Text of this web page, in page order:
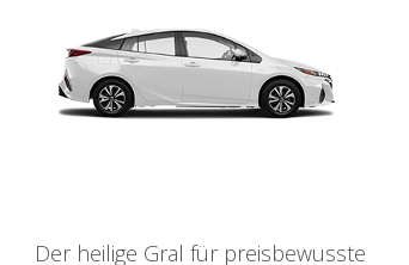
Der heilige Gral für preisbewusste